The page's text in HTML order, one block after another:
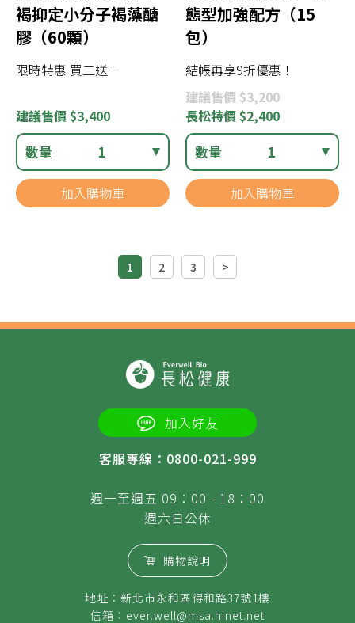
褐抑定小分子褐藻醣
膠（60顆）
限時特惠 買二送一
建議售價 $3,400
數量 1
加入購物車
態型加強配方（15
包）
結帳再享9折優惠！
建議售價 $3,200
長松特價 $2,400
數量 1
加入購物車
1 2 3 >
購物說明
地址：新北市永和區得和路37號1樓
信箱： ever.well@msa.hinet.net
加入好友
客服專線：0800-021-999
週一至週五 09：00 - 18：00
週六日公休